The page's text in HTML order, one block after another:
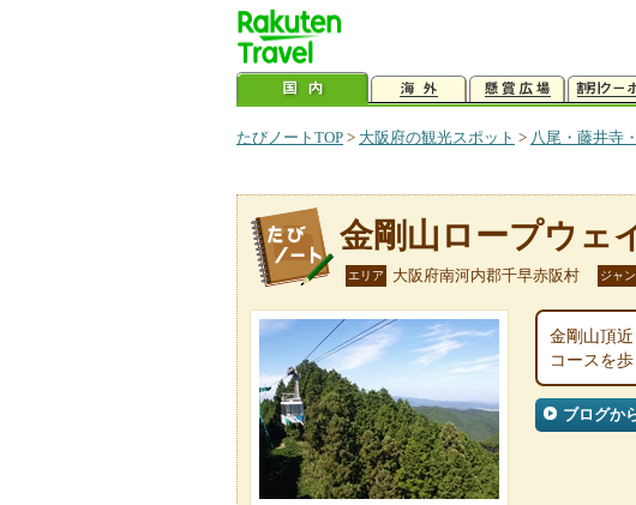
たびノートTOP > 大阪府の観光スポット > 八尾・藤井寺
金剛山ロープウェ
エリア 大阪府南河内郡千早赤阪村 ジャ
金剛山頂
コースを
ブログか